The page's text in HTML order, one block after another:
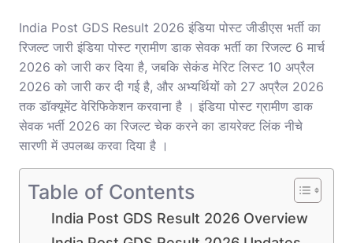
India Post GDS Result 2026 इंडिया पोस्ट जीडीएस भर्ती का
रिजल्ट जारी इंडिया पोस्ट ग्रामीण डाक सेवक भर्ती का रिजल्ट 6 मार्च
2026 को जारी कर दिया है, जबकि सेकंड मेरिट लिस्ट 10 अप्रैल
2026 को जारी कर दी गई है, और अभ्यर्थियों को 27 अप्रैल 2026
तक डॉक्यूमेंट वेरिफिकेशन करवाना है । इंडिया पोस्ट ग्रामीण डाक
सेवक भर्ती 2026 का रिजल्ट चेक करने का डायरेक्ट लिंक नीचे
सारणी में उपलब्ध करवा दिया है ।
Table of Contents
India Post GDS Result 2026 Overview